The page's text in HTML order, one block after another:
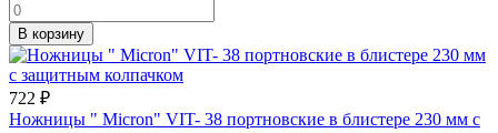
В корзину
722 ₽
Ножницы " Micron" VIT- 38 портновские в блистере 230 мм с